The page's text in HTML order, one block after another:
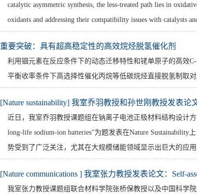
catalytic asymmetric synthesis, the less-treated path lies in
oxidants and addressing their compatibility issues with catalysts
重要突破：具有超高稳定性的高效烷烃脱氢催化剂
利用铟元素在反应条件下的动态迁移特性和铑单原子的高效
平衡收率条件下高选择性催化丙烷等低碳烷烃直接脱氢制取
[Nature sustainability] 我室乔羽教授和孙世刚教授发表论文
近日，我室乔羽教授课题组在钠离子电池正极材料结构设计方
long-life sodium-ion batteries”为题发表在Nature
势受到了广泛关注，尤其在大规模储能领域显示出巨大的应
[Nature communications ] 我室张力教授发表论文：Self-
我室张力教授课题组联合材料学院张桥保教授以及中国科学